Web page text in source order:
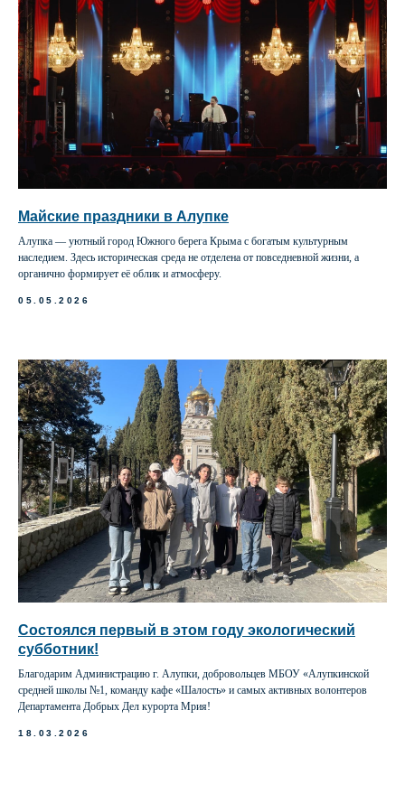
Майские праздники в Алупке
Алупка — уютный город Южного берега Крыма с богатым культурным
наследием. Здесь историческая среда не отделена от повседневной жизни, а
органично формирует её облик и атмосферу.
05.05.2026
Состоялся первый в этом году экологический
субботник!
Благодарим Администрацию г. Алупки, добровольцев МБОУ «Алупкинской
средней школы №1, команду кафе «Шалость» и самых активных волонтеров
Департамента Добрых Дел курорта Мрия!
18.03.2026